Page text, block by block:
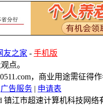
友之家 - 手机版
点。
，商业用途需征得作
广告服务 | 申请表
镇江市超速计算机科技网